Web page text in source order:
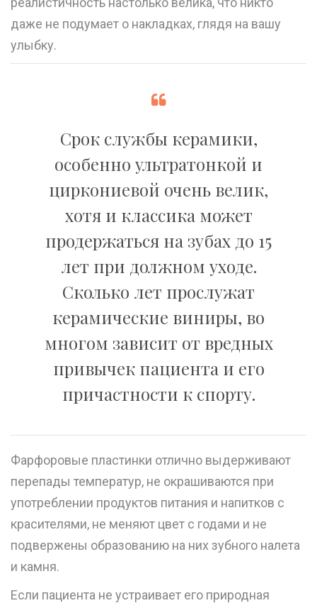
даже не подумает о накладках, глядя на вашу
улыбку.
Срок службы керамики,
особенно ультратонкой и
циркониевой очень велик,
хотя и классика может
продержаться на зубах до 15
лет при должном уходе.
Сколько лет прослужат
керамические виниры, во
многом зависит от вредных
привычек пациента и его
причастности к спорту.
Фарфоровые пластинки отлично выдерживают
перепады температур, не окрашиваются при
употреблении продуктов питания и напитков с
красителями, не меняют цвет с годами и не
подвержены образованию на них зубного налета
и камня.
Если пациента не устраивает его природная